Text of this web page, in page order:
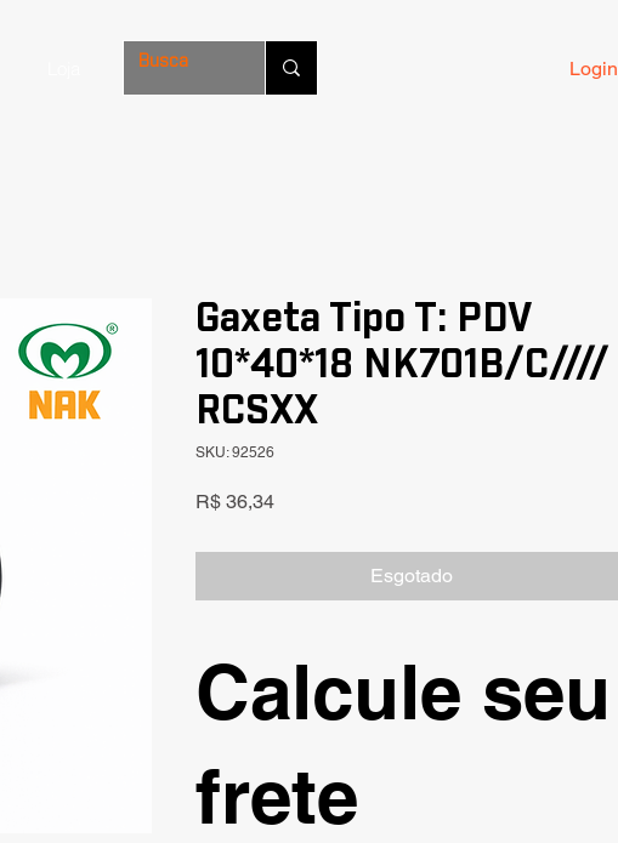
Login
Gaxeta Tipo T: PDV
10*40*18 NK701B/C////
RCSXX
SKU: 92526
R$ 36,34Preço
Esgotado
Calcule seu
frete